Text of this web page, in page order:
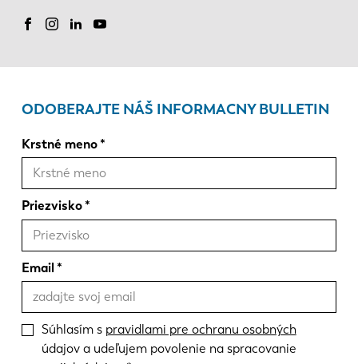
ODOBERAJTE NÁŠ INFORMACNY BULLETIN
Krstné meno
Priezvisko
Email
Súhlasím s pravidlami pre ochranu osobných
údajov a udeľujem povolenie na spracovanie